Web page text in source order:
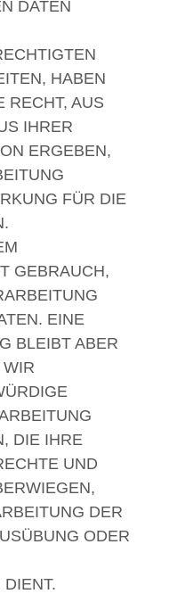
DATEN
HABEN
RECHT, AUS
IHRER
ERGEBEN,
FÜR DIE
GEBRAUCH,
EINE
BLEIBT ABER
DIE IHRE
UND
DER
ODER